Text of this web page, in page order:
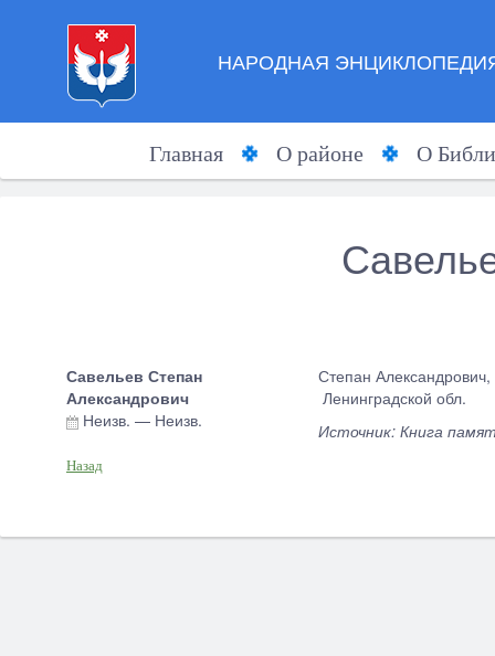
НАРОДНАЯ
Главная О районе О
Савельев Степан
Александрович
Неизв. — Неизв.
Степан
Ленинградской обл.
Источник: Книга
Назад